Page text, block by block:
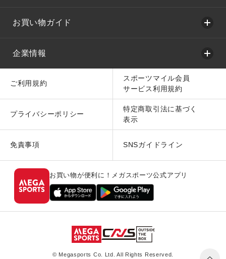
お買い物ガイド
企業情報
ご利用規約
スポーツマイル会員
サービス利用規約
プライバシーポリシー
特定商取引法に基づく
表示
免責事項 SNSガイドライン
お買い物が便利に！メガスポーツ公式アプリ
© Megasports Co. Ltd. All Rights Reserved.